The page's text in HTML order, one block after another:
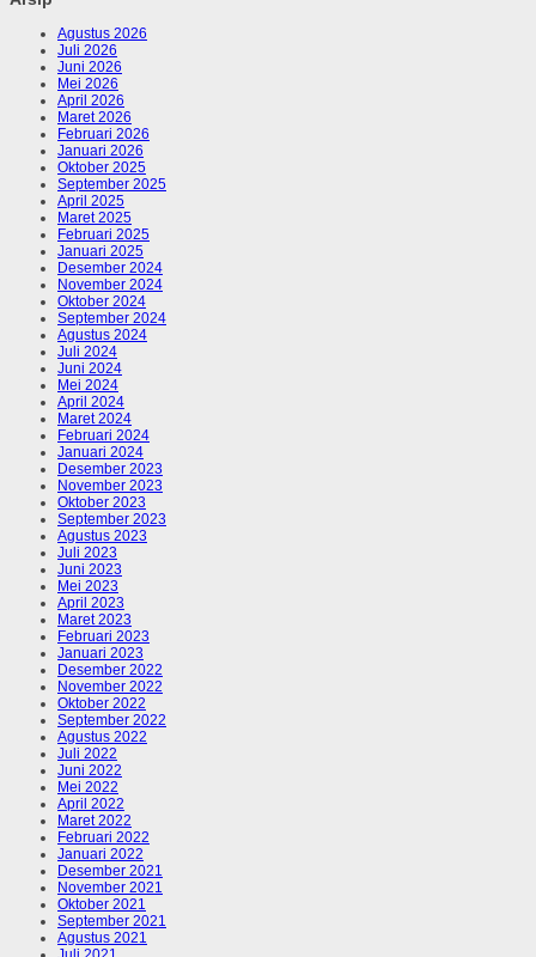
Agustus 2026
Juli 2026
Juni 2026
Mei 2026
April 2026
Maret 2026
Februari 2026
Januari 2026
Oktober 2025
September 2025
April 2025
Maret 2025
Februari 2025
Januari 2025
Desember 2024
November 2024
Oktober 2024
September 2024
Agustus 2024
Juli 2024
Juni 2024
Mei 2024
April 2024
Maret 2024
Februari 2024
Januari 2024
Desember 2023
November 2023
Oktober 2023
September 2023
Agustus 2023
Juli 2023
Juni 2023
Mei 2023
April 2023
Maret 2023
Februari 2023
Januari 2023
Desember 2022
November 2022
Oktober 2022
September 2022
Agustus 2022
Juli 2022
Juni 2022
Mei 2022
April 2022
Maret 2022
Februari 2022
Januari 2022
Desember 2021
November 2021
Oktober 2021
September 2021
Agustus 2021